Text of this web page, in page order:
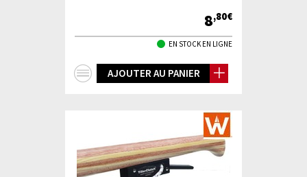
8,80€
EN STOCK EN LIGNE
AJOUTER AU PANIER